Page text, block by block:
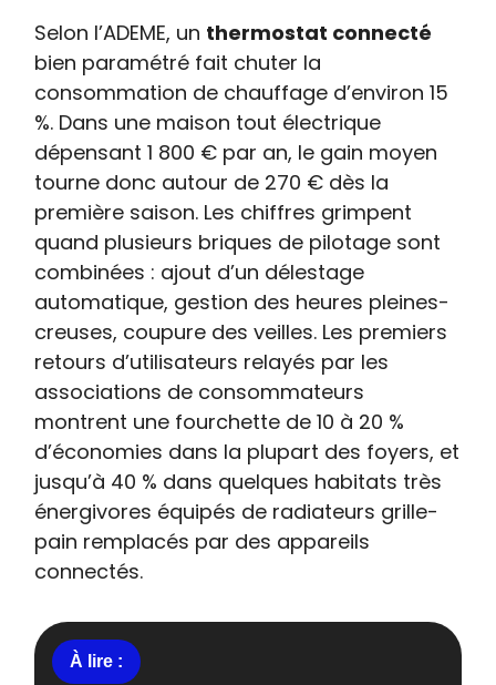
Selon l’ADEME, un thermostat connecté
bien paramétré fait chuter la
consommation de chauffage d’environ 15
%. Dans une maison tout électrique
dépensant 1 800 € par an, le gain moyen
tourne donc autour de 270 € dès la
première saison. Les chiffres grimpent
quand plusieurs briques de pilotage sont
combinées : ajout d’un délestage
automatique, gestion des heures pleines-
creuses, coupure des veilles. Les premiers
retours d’utilisateurs relayés par les
associations de consommateurs
montrent une fourchette de 10 à 20 %
d’économies dans la plupart des foyers, et
jusqu’à 40 % dans quelques habitats très
énergivores équipés de radiateurs grille-
pain remplacés par des appareils
connectés.